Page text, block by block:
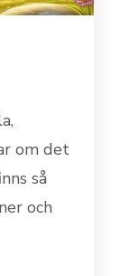
om det
så
och